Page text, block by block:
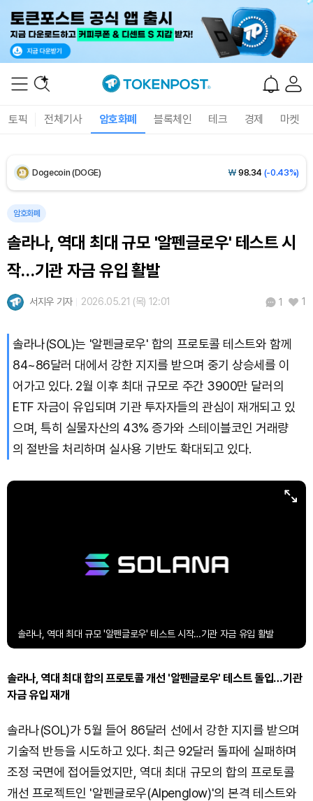
토픽 전체기사 암호화폐 블록체인 테크 경제 마켓
Solana (SOL) ₩106,824(+1.61%)
Bitcoin (BTC) 91,133,650(-0.39%)
암호화폐
솔라나, 역대 최대 규모 '알펜글로우' 테스트 시
작…기관 자금 유입 활발
서지우 기자 2026.05.21 (목) 12:01 1 1
솔라나(SOL)는 '알펜글로우' 합의 프로토콜 테스트와 함께
84~86달러 대에서 강한 지지를 받으며 중기 상승세를 이
어가고 있다. 2월 이후 최대 규모로 주간 3900만 달러의
ETF 자금이 유입되며 기관 투자자들의 관심이 재개되고 있
으며, 특히 실물자산의 43% 증가와 스테이블코인 거래량
의 절반을 처리하며 실사용 기반도 확대되고 있다.
솔라나, 역대 최대 규모 '알펜글로우' 테스트 시작…기관 자금 유입 활발
솔라나, 역대 최대 합의 프로토콜 개선 '알펜글로우' 테스트 돌입…기관
자금 유입 재개
솔라나(SOL)가 5월 들어 86달러 선에서 강한 지지를 받으며
기술적 반등을 시도하고 있다. 최근 92달러 돌파에 실패하며
조정 국면에 접어들었지만, 역대 최대 규모의 합의 프로토콜
개선 프로젝트인 '알펜글로우(Alpenglow)'의 본격 테스트와